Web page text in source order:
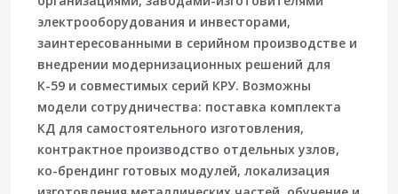
электрооборудования и инвесторами,
заинтересованными в серийном производстве и
внедрении модернизационных решений для
К-59 и совместимых серий КРУ. Возможны
модели сотрудничества: поставка комплекта
КД для самостоятельного изготовления,
контрактное производство отдельных узлов,
ко-брендинг готовых модулей, локализация